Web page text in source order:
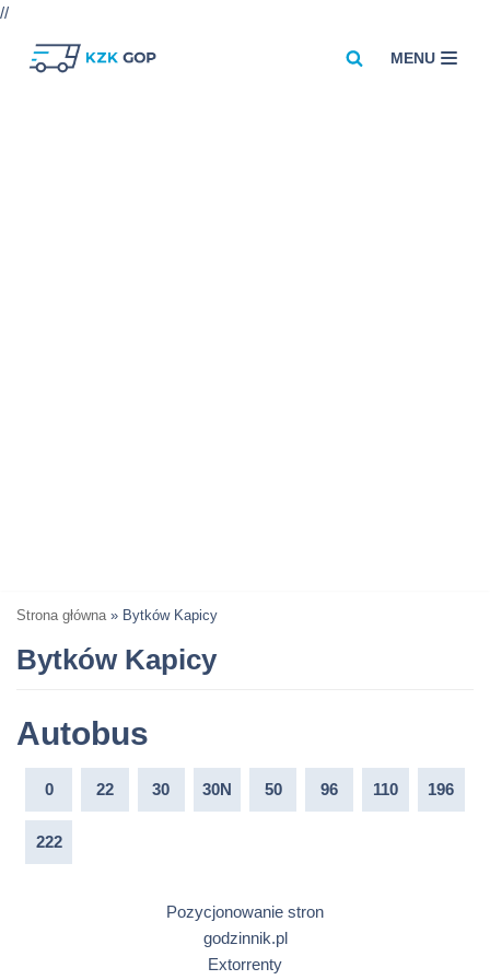
//
MENU
Strona główna » Bytków Kapicy
Bytków Kapicy
Autobus
0 22 30 30N 50 96 110 196
222
Pozycjonowanie stron
godzinnik.pl
Extorrenty